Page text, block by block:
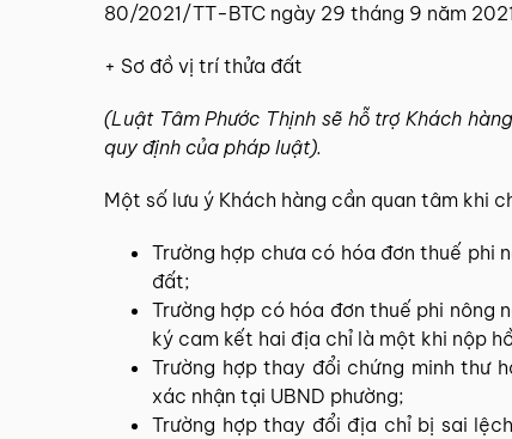
80/2021/TT-BTC ngày 29 tháng 9 năm
+ Sơ đồ vị trí thửa đất
(Luật Tâm Phước Thịnh sẽ hỗ trợ Khách
quy định của pháp luật).
Một số lưu ý Khách hàng cần quan tâm khi
Trường hợp chưa có hóa đơn thuế phi
đất;
Trường hợp có hóa đơn thuế phi nông
ký cam kết hai địa chỉ là một khi nộp
Trường hợp thay đổi chứng minh thư
xác nhận tại UBND phường;
Trường hợp thay đổi địa chỉ bị sai